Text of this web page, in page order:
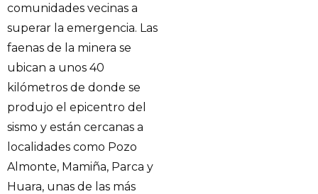
comunidades vecinas a
superar la emergencia. Las
faenas de la minera se
ubican a unos 40
kilómetros de donde se
produjo el epicentro del
sismo y están cercanas a
localidades como Pozo
Almonte, Mamiña, Parca y
Huara, unas de las más